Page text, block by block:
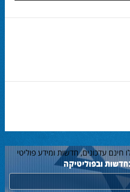
חינם עדכונים, חדשות ומידע פוליטי
ובפוליטיקה